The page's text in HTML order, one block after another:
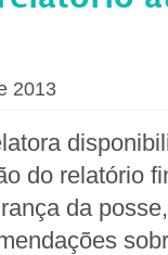
2013
do relatório
da